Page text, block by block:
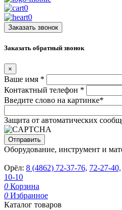
0
0
Заказать звонок
Заказать обратный звонок
×
Ваше имя *
Контактный телефон *
Введите слово на картинке*
Защита от автоматических
Оборудование, инструмент и
Орёл: 8 (4862) 72-37-76, 72-27-40,
10-10
0 Корзина
0 Избранное
Каталог товаров